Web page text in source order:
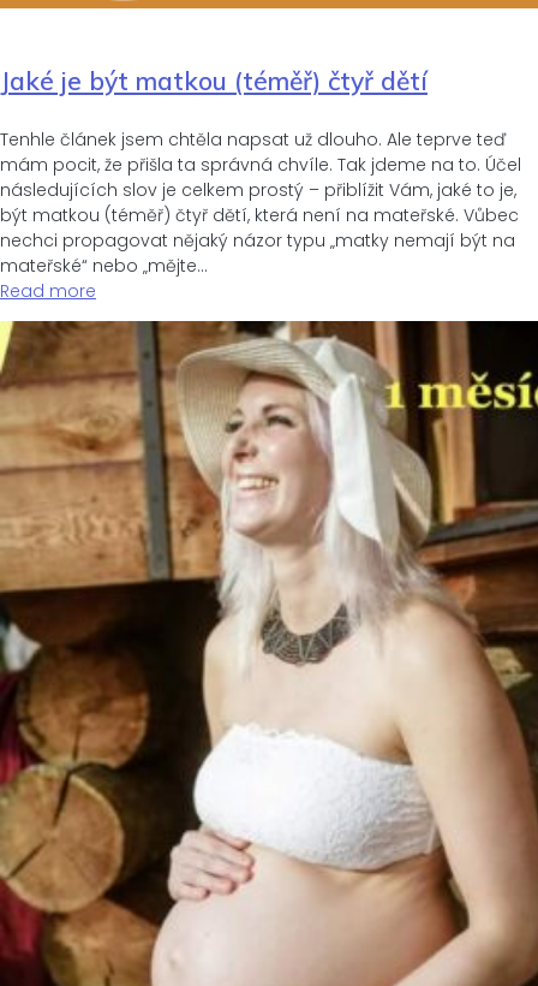
Jaké je být matkou (téměř) čtyř dětí
Tenhle článek jsem chtěla napsat už dlouho. Ale teprve teď
mám pocit, že přišla ta správná chvíle. Tak jdeme na to. Účel
následujících slov je celkem prostý – přiblížit Vám, jaké to je,
být matkou (téměř) čtyř dětí, která není na mateřské. Vůbec
nechci propagovat nějaký názor typu „matky nemají být na
mateřské“ nebo „mějte…
Read more